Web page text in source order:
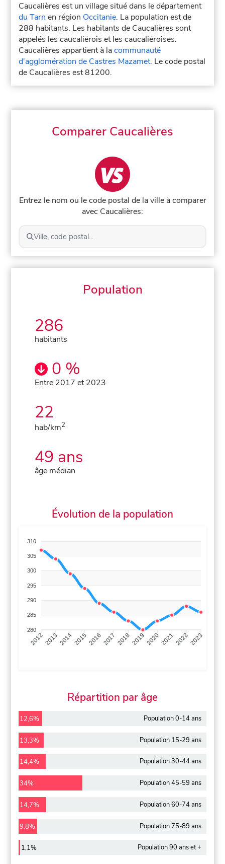
Caucalières est un village situé dans le département
du Tarn en région Occitanie. La population est de
288 habitants. Les habitants de Caucalières sont
appelés les caucaliérois et les caucaliéroises.
Caucalières appartient à lacommunauté
d'agglomération de Castres Mazamet. Le code postal
de Caucalières est 81200.
Comparer Caucalières
Entrez le nom ou le code postal de la ville à comparer
avec Caucalières:
Ville, code postal...
Population
286
habitants
0 %
Entre 2017 et 2023
22
hab/km2
49 ans
âge médian
Évolution de la population
310
305
300
295
290
285
280
201220132014201520162017 20182019 2020202120222023
Répartition par âge
12,6% Population 0-14 ans
13,3% Population 15-29 ans
14,4% Population 30-44 ans
34% Population 45-59 ans
14,7% Population 60-74 ans
9,8% Population 75-89 ans
1,1% Population 90 ans et +